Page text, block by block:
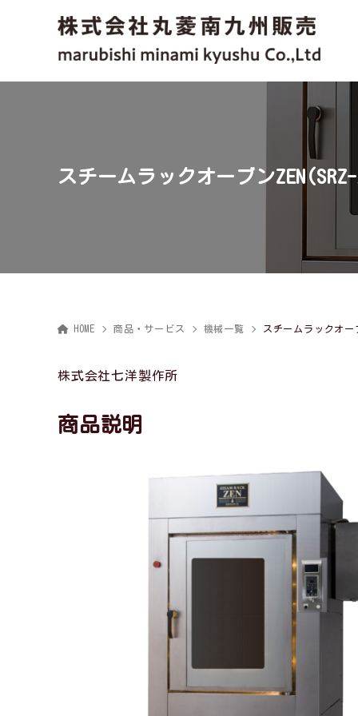
スチームラックオーブン
HOME 商品・サービス 機械一覧 スチームラックオー
株式会社七洋製作所
商品説明